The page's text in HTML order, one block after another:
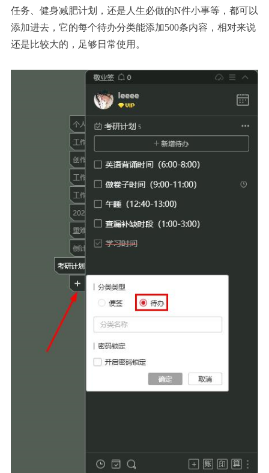
任务、健身减肥计划，还是人生必做的N件小事等，都可以
添加进去，它的每个待办分类能添加500条内容，相对来说
还是比较大的，足够日常使用。